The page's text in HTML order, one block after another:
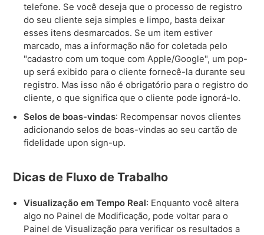
telefone. Se você deseja que o processo de registro
do seu cliente seja simples e limpo, basta deixar
esses itens desmarcados. Se um item estiver
marcado, mas a informação não for coletada pelo
"cadastro com um toque com Apple/Google", um pop-
up será exibido para o cliente fornecê-la durante seu
registro. Mas isso não é obrigatório para o registro do
cliente, o que significa que o cliente pode ignorá-lo.
Selos de boas-vindas: Recompensar novos clientes
adicionando selos de boas-vindas ao seu cartão de
fidelidade upon sign-up.
Dicas de Fluxo de Trabalho
Visualização em Tempo Real: Enquanto você altera
algo no Painel de Modificação, pode voltar para o
Painel de Visualização para verificar os resultados a